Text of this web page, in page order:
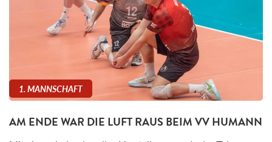
1. MANNSCHAFT
AM ENDE WAR DIE LUFT RAUS BEIM VV HUMANN